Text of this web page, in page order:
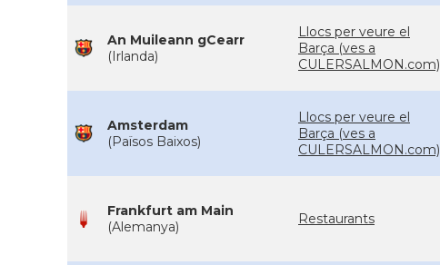
An Muileann gCearr
(Irlanda)
Llocs per veure el
Barça (ves a
CULERSALMON.com)
Amsterdam
(Països Baixos)
Llocs per veure el
Barça (ves a
CULERSALMON.com)
Frankfurt am Main
(Alemanya)
Restaurants